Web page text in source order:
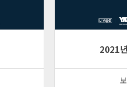
2021